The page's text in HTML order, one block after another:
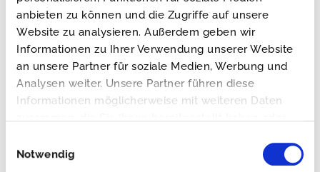
anbieten zu können und die Zugriffe auf unsere
Website zu analysieren. Außerdem geben wir
Informationen zu Ihrer Verwendung unserer Website
an unsere Partner für soziale Medien, Werbung und
Analysen weiter. Unsere Partner führen diese
Informationen möglicherweise mit weiteren Daten
gesammelt haben.
Notwendig